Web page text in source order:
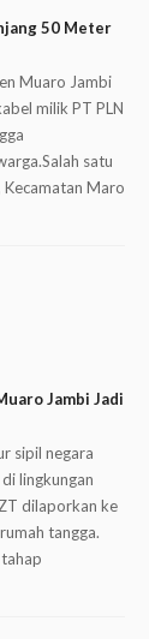
50 Meter
Muaro Jambi
milik PT PLN
satu
Maro
Jambi Jadi
sipil negara
lingkungan
dilaporkan ke
tangga.